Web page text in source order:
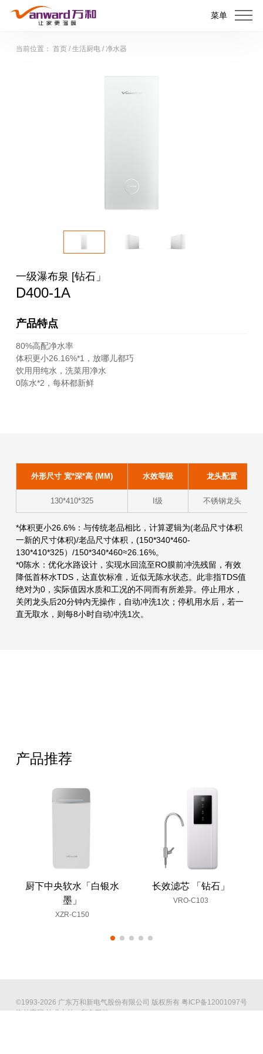
菜单
当前位置： 首页/ 生活厨电/ 净水器
一级瀑布泉 [钻石」
D400-1A
产品特点
80%高配净水率
体积更小26.16%*1，放哪儿都巧
饮用用纯水，洗菜用净水
0陈水*2，每杯都新鲜
外形尺寸 宽*深*高 (MM) 水效等级 龙头配置
130*410*325 I级 不锈钢龙头
*体积更小26.6%：与传统老品相比，计算逻辑为(老品尺寸体积
一新的尺寸体积)/老品尺寸体积，(150*340*460-
130*410*325）/150*340*460≈26.16%。
*0陈水：优化水路设计，实现水回流至RO膜前冲洗残留，有效
降低首杯水TDS，达直饮标准，近似无陈水状态。此非指TDS值
绝对为0，实际值因水质和工况的不同而有所差异。停止用水，
关闭龙头后20分钟内无操作，自动冲洗1次；停机用水后，若一
直无取水，则每8小时自动冲洗1次。
产品推荐
厨下中央软水「白银水
墨」
XZR-C150
长效滤芯 「钻石」
VRO-C103
©1993-2026 广东万和新电气股份有限公司 版权所有 粤ICP备12001097号
海外官网 技术支持：印象互动